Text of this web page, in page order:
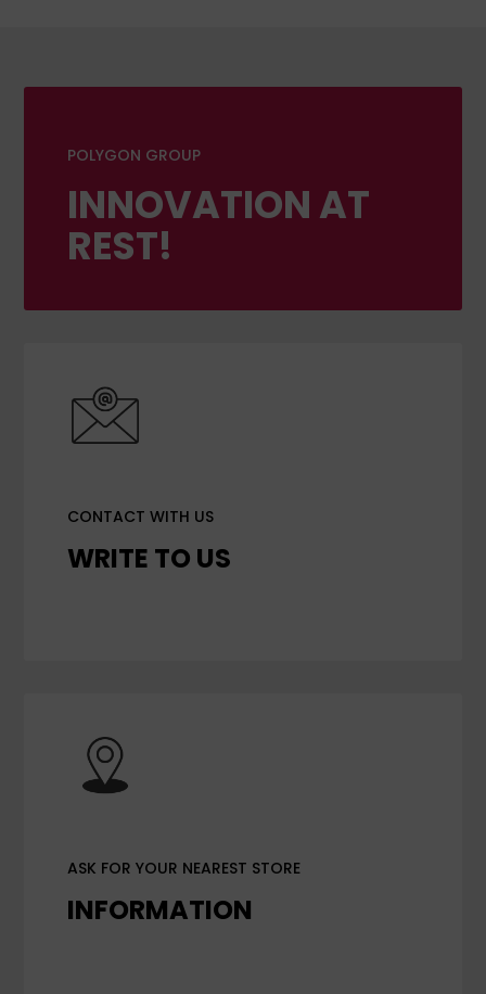
POLYGON GROUP
INNOVATION AT
REST!
CONTACT WITH US
WRITE TO US
ASK FOR YOUR NEAREST STORE
INFORMATION